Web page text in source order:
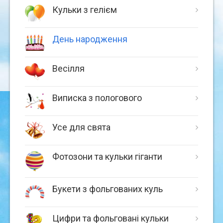
Кульки з гелієм
День народження
Весілля
Виписка з пологового
Усе для свята
Фотозони та кульки гіганти
Букети з фольгованих куль
Цифри та фольговані кульки